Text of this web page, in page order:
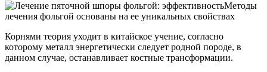
Методы
лечения фольгой основаны на ее уникальных свойствах
Корнями теория уходит в китайское учение, согласно
которому металл энергетически следует родной породе, в
данном случае, останавливает костные трансформации.